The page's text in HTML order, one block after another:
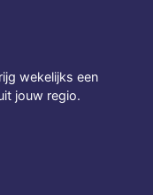
wekelijks een
jouw regio.